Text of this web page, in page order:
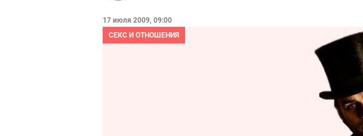
17 июля 2009, 09:00
СЕКС И ОТНОШЕНИЯ